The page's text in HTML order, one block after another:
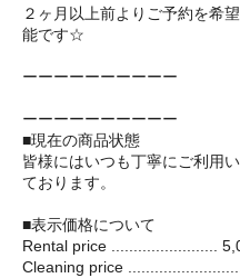
２ヶ月以上前よりご予約を希
能です☆
ーーーーーーーーーー
ーーーーーーーーーー
■現在の商品状態
皆様にはいつも丁寧にご利用
ております。
■表示価格について
Rental price ........................
Cleaning price